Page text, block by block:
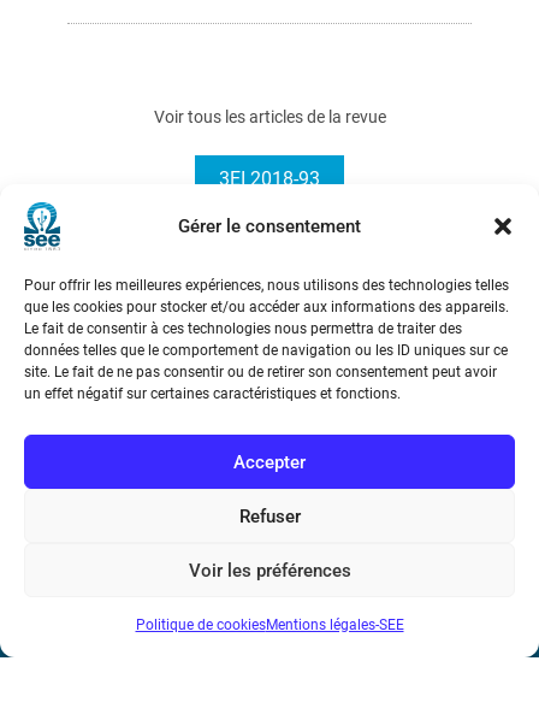
Gérer le consentement
Pour offrir les meilleures expériences, nous utilisons des technologies telles
que les cookies pour stocker et/ou accéder aux informations des appareils.
Le fait de consentir à ces technologies nous permettra de traiter des
données telles que le comportement de navigation ou les ID uniques sur ce
site. Le fait de ne pas consentir ou de retirer son consentement peut avoir
un effet négatif sur certaines caractéristiques et fonctions.
Accepter
Refuser
Voir les préférences
Politique de cookiesMentions légales-SEE
Voir tous les articles de la revue
3EI 2018-93
Société de l’Electricité, de l’Electronique et des Technologies
75116 Paris
Téléphone : (+33) 1 56 90 37 17
N° de SIREN : 785 393 232, Code APE : 9412Z TVA intra-